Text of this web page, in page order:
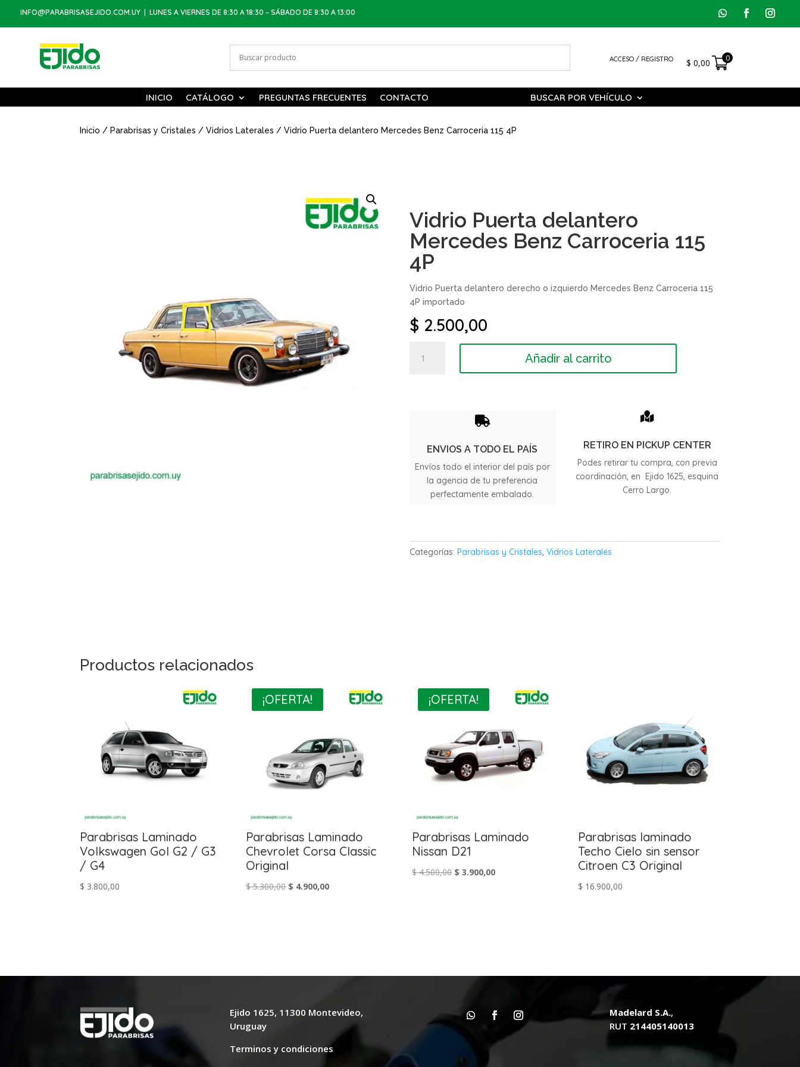
INFO@PARABRISASEJIDO.COM.UY| LUNES A VIERNES DE 8:30 A 18:30 – SÁBADO DE 8:30 A 13:00
ACCESO / REGISTRO $ 0,00 0
INICIO CATÁLOGO PREGUNTAS FRECUENTES CONTACTO BUSCAR POR VEHÍCULO
Inicio / Parabrisas y Cristales /Vidrios Laterales / Vidrio Puerta delantero Mercedes Benz Carroceria 115 4P
Vidrio Puerta delantero
Mercedes Benz Carroceria 115
4P
Vidrio Puerta delantero derecho o izquierdo Mercedes Benz Carroceria 115
4P importado
$ 2.500,00
Puerta
Añadir al carrito

ENVIOS A TODO EL PAÍS
Envíos todo el interior del país por
la agencia de tu preferencia
perfectamente embalado.

RETIRO EN PICKUP CENTER
Podes retirar tu compra, con previa
coordinación, en Ejido 1625, esquina
Cerro Largo.
Categorías:Parabrisas y Cristales,Vidrios Laterales
Productos relacionados
Parabrisas Laminado
Volkswagen Gol G2 / G3
/ G4
$ 3.800,00
¡OFERTA!
Parabrisas Laminado
Chevrolet Corsa Classic
Original
$5.300,00 El
$ 4.900,00El
¡OFERTA!
Parabrisas Laminado
Nissan D21
$4.500,00 El
$ 3.900,00El
Parabrisas laminado
Techo Cielo sin sensor
Citroen C3 Original
$ 16.900,00
Ejido 1625, 11300 Montevideo,
Uruguay
Terminos y condiciones
Madelard S.A.,
RUT 214405140013